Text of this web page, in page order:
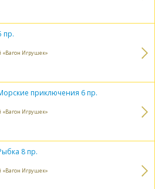
пр.
«Вагон Игрушек»
приключения 6 пр.
«Вагон Игрушек»
8 пр.
«Вагон Игрушек»